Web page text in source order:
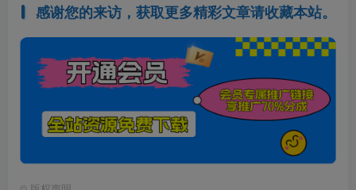
感谢您的来访，获取更多精彩文章请收藏本站。